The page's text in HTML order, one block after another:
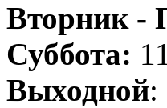
Вторник -
Суббота:
Выходной: